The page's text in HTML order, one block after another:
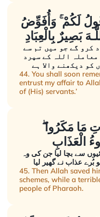
لَكُمْ ۚ وَأُفَوِّضُ
بَصِيرٌ بِالْعِبَادِ
کرو گے جو میں تم سے
اللہ کے سپرد
کو دیکھنے والا ہے
44. You shall soon
entrust my affair to
of (His) servants.’
مَا مَكَرُوا
الْعَذَابِ
سے بچا لیا جن کی وہ
بُرے عذاب نے گھیر لیا
45. Then Allah saved
schemes, while a
people of Pharaoh.